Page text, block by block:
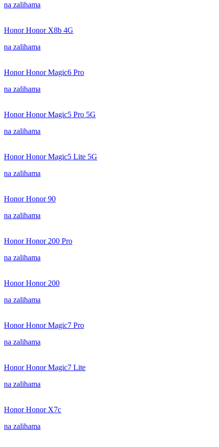
na zalihama
Honor Honor X8b 4G
na zalihama
Honor Honor Magic6 Pro
na zalihama
Honor Honor Magic5 Pro 5G
na zalihama
Honor Honor Magic5 Lite 5G
na zalihama
Honor Honor 90
na zalihama
Honor Honor 200 Pro
na zalihama
Honor Honor 200
na zalihama
Honor Honor Magic7 Pro
na zalihama
Honor Honor Magic7 Lite
na zalihama
Honor Honor X7c
na zalihama